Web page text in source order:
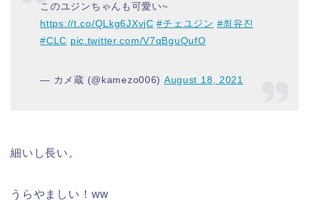
このユジンちゃんも可愛い~
https://t.co/QLkg6JXvjC #チェユジン #최유진
#CLC pic.twitter.com/V7qBguQufO
— カメ蔵 (@kamezo006) August 18, 2021
細いし長い。
うらやましい！ww